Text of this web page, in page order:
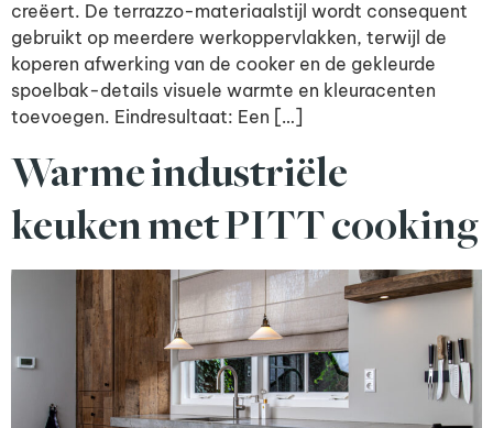
creëert. De terrazzo-materiaalstijl wordt consequent
gebruikt op meerdere werkoppervlakken, terwijl de
koperen afwerking van de cooker en de gekleurde
spoelbak-details visuele warmte en kleuracenten
toevoegen. Eindresultaat: Een […]
Warme industriële
keuken met PITT cooking